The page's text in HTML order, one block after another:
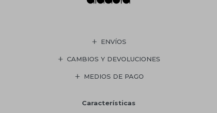
ENVÍOS
CAMBIOS Y DEVOLUCIONES
MEDIOS DE PAGO
Características